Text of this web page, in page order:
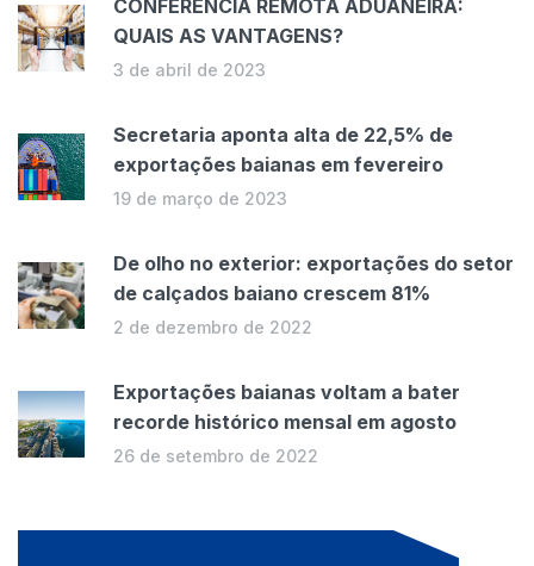
CONFERÊNCIA REMOTA ADUANEIRA:
QUAIS AS VANTAGENS?
3 de abril de 2023
Secretaria aponta alta de 22,5% de
exportações baianas em fevereiro
19 de março de 2023
De olho no exterior: exportações do setor
de calçados baiano crescem 81%
2 de dezembro de 2022
Exportações baianas voltam a bater
recorde histórico mensal em agosto
26 de setembro de 2022